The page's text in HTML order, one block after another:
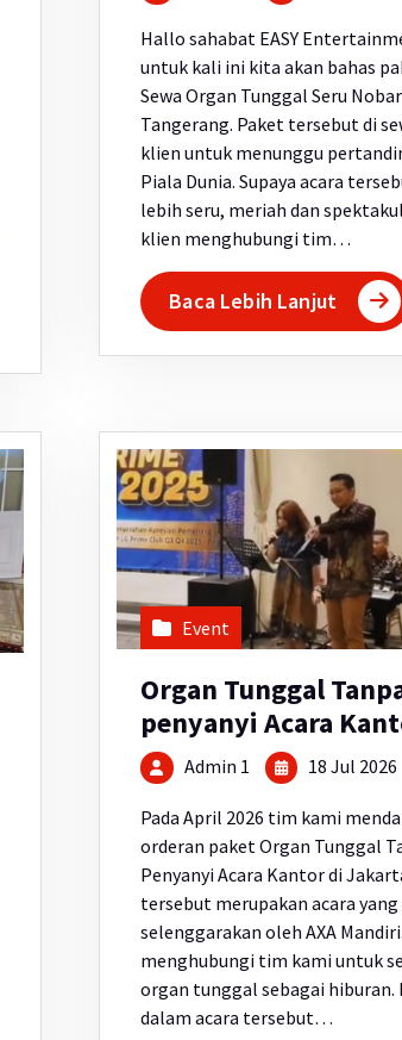
Hallo sahabat EASY
untuk kali ini kita akan bahas
Sewa Organ Tunggal Seru
Tangerang. Paket tersebut di
klien untuk menunggu
Piala Dunia. Supaya acara
lebih seru, meriah dan
klien menghubungi tim…
Baca Lebih Lanjut
Event
Organ Tunggal
penyanyi Acara
Admin 1 18 Jul 2026
Pada April 2026 tim kami
orderan paket Organ Tunggal
Penyanyi Acara Kantor di
tersebut merupakan acara yang
selenggarakan oleh AXA
menghubungi tim kami untuk
organ tunggal sebagai hiburan.
dalam acara tersebut…